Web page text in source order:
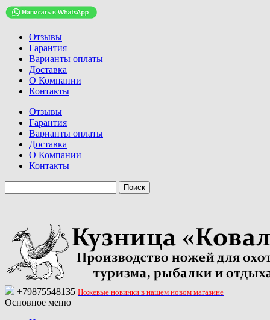
Отзывы
Гарантия
Варианты оплаты
Доставка
О Компании
Контакты
Отзывы
Гарантия
Варианты оплаты
Доставка
О Компании
Контакты
+79875548135 Ножевые новинки в нашем новом магазине
Основное меню